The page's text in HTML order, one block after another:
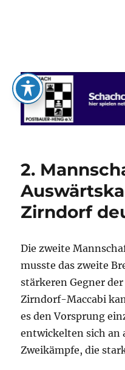
Schachclub
2.
Zirndorf
Die zweite
musste das zweite
stärkeren Gegner
Zirndorf-Maccabi
es den Vorsprung
entwickelten sich an
Zweikämpfe, die